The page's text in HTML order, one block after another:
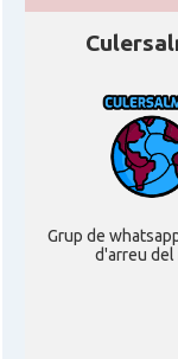
Acció
Acció
Delegació
Grup de
d'arreu del